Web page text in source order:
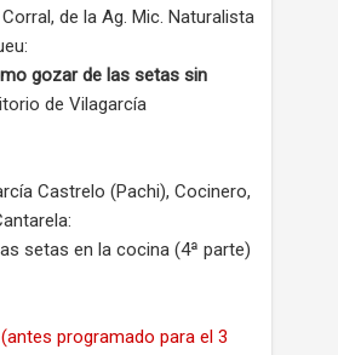
de la Ag. Mic. Naturalista
gozar de las setas sin
de Vilagarcía
Castrelo (Pachi), Cocinero,
setas en la cocina (4ª parte)
(antes programado para el 3